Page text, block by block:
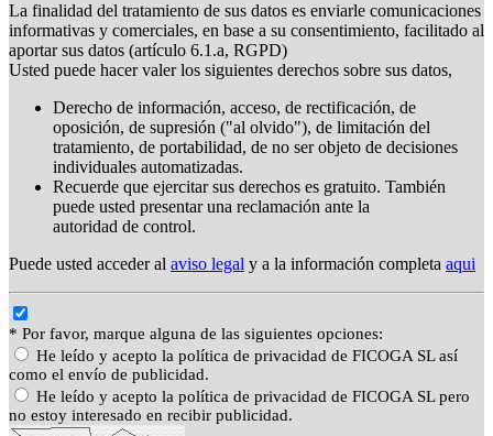
La finalidad del tratamiento de sus datos es enviarle comunicaciones
informativas y comerciales, en base a su consentimiento, facilitado al
aportar sus datos (artículo 6.1.a, RGPD)
Usted puede hacer valer los siguientes derechos sobre sus datos,
Derecho de información, acceso, de rectificación, de
oposición, de supresión ("al olvido"), de limitación del
tratamiento, de portabilidad, de no ser objeto de decisiones
individuales automatizadas.
Recuerde que ejercitar sus derechos es gratuito. También
puede usted presentar una reclamación ante la
autoridad de control.
Puede usted acceder al aviso legal y a la información completa aqui
* Por favor, marque alguna de las siguientes opciones:
He leído y acepto la política de privacidad de FICOGA SL así
como el envío de publicidad.
He leído y acepto la política de privacidad de FICOGA SL pero
no estoy interesado en recibir publicidad.